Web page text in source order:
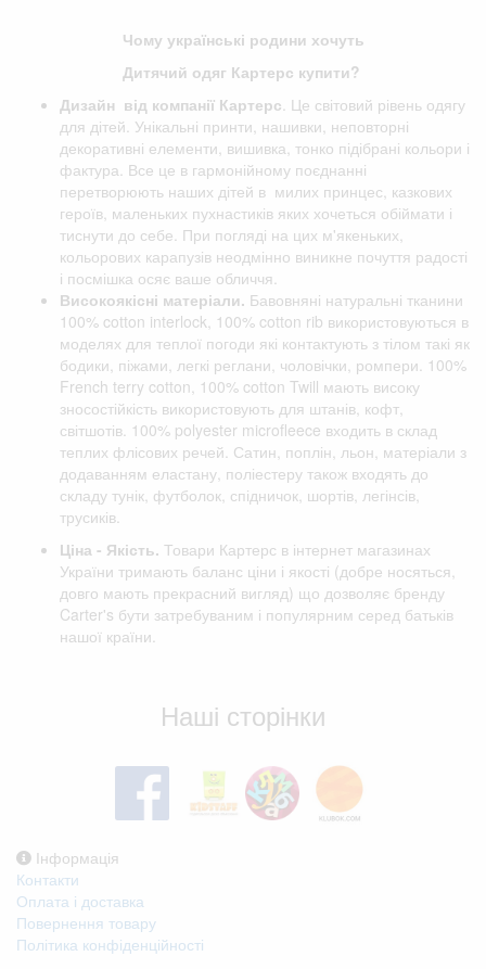
Чому українські родини хочуть
Дитячий одяг Картерс купити?
Дизайн від компанії Картерс . Це світовий рівень одягу
для дітей. Унікальні принти, нашивки, неповторні
декоративні елементи, вишивка, тонко підібрані кольори і
фактура. Все це в гармонійному поєднанні
перетворюють наших дітей в милих принцес, казкових
героїв, маленьких пухнастиків яких хочеться обіймати і
тиснути до себе. При погляді на цих м'якеньких,
кольорових карапузів неодмінно виникне почуття радості
і посмішка осяє ваше обличчя.
Високоякісні матеріали. Бавовняні натуральні тканини
100% cotton interlock, 100% cotton rib використовуються в
моделях для теплої погоди які контактують з тілом такі як
бодики, піжами, легкі реглани, чоловічки, ромпери. 100%
French terry cotton, 100% cotton Twill мають високу
зносостійкість використовують для штанів, кофт,
світшотів. 100% polyester microfleece входить в склад
теплих флісових речей. Сатин, поплін, льон, матеріали з
додаванням еластану, поліестеру також входять до
складу тунік, футболок, спідничок, шортів, легінсів,
трусиків.
Ціна - Якість. Товари Картерс в інтернет магазинах
України тримають баланс ціни і якості (добре носяться,
довго мають прекрасний вигляд) що дозволяє бренду
Carter's бути затребуваним і популярним серед батьків
нашої країни.
Наші сторінки
Інформація
Контакти
Оплата і доставка
Повернення товару
Політика конфіденційності